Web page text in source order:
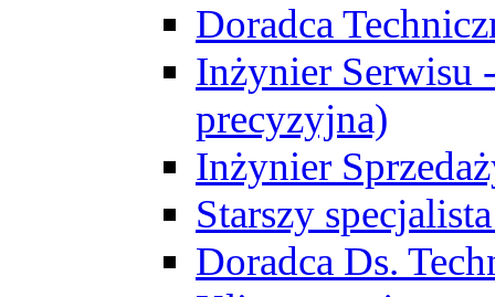
Doradca
Inżynier Serwisu
precyzyjna)
Inżynier
Starszy
Doradca Ds.